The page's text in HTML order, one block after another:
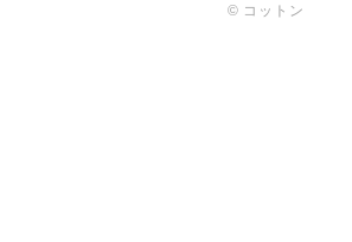
© コットン